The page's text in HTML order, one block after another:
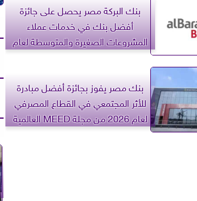
بنك البركة مصر يحصل على جائزة
أفضل بنك في خدمات عملاء
المشروعات الصغيرة والمتوسطة لعام
2026 من مجلة MEED العالمية
بنك مصر يفوز بجائزة أفضل مبادرة
للأثر المجتمعي في القطاع المصرفي
لعام 2026 من مجلة MEED العالمية